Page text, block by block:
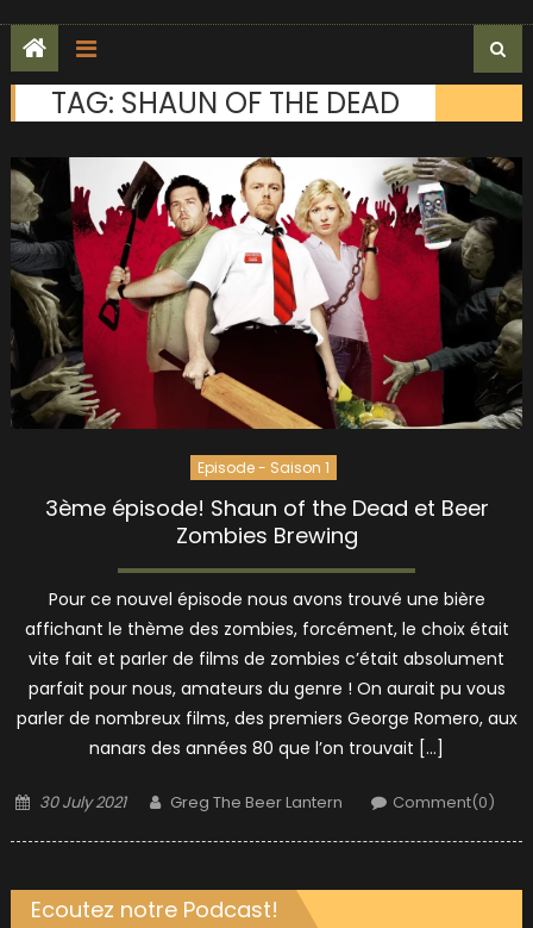
TAG: SHAUN OF THE DEAD
Episode - Saison 1
3ème épisode! Shaun of the Dead et Beer
Zombies Brewing
Pour ce nouvel épisode nous avons trouvé une bière
affichant le thème des zombies, forcément, le choix était
vite fait et parler de films de zombies c’était absolument
parfait pour nous, amateurs du genre ! On aurait pu vous
parler de nombreux films, des premiers George Romero, aux
nanars des années 80 que l’on trouvait […]
Posted
30 July 2021 Author
Greg The Beer Lantern Comment(0)
Ecoutez notre Podcast!